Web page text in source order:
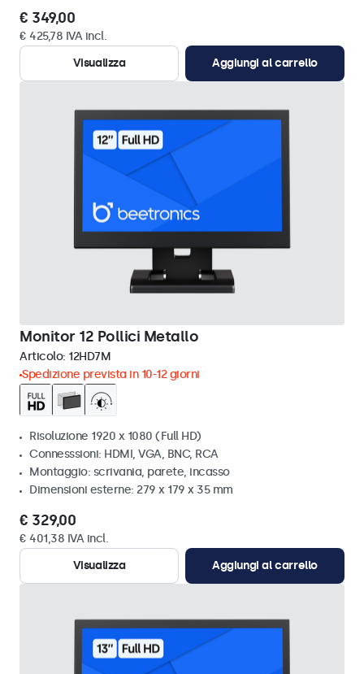
€ 349,00
€ 425,78 IVA incl.
Visualizza
Aggiungi al carrello
Monitor 12 Pollici Metallo
Articolo: 12HD7M
Spedizione prevista in 10-12 giorni
Risoluzione 1920 x 1080 (Full HD)
Connesssioni: HDMI, VGA, BNC, RCA
Montaggio: scrivania, parete, incasso
Dimensioni esterne: 279 x 179 x 35 mm
€ 329,00
€ 401,38 IVA incl.
Visualizza
Aggiungi al carrello